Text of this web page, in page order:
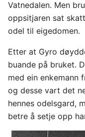
Vatnedalen. Men
oppsitjaren sat
odel til eigedomen.
Etter at Gyro
buande på bruket.
med ein enkemann
og desse vart det
hennes odelsgard,
betre å setje opp